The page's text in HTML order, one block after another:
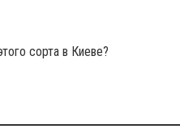
сорта в Киеве?